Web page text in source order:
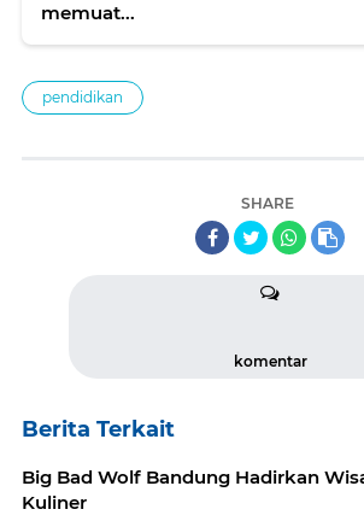
memuat...
pendidikan
SHARE
komentar
Berita Terkait
Big Bad Wolf Bandung Hadirkan
Kuliner